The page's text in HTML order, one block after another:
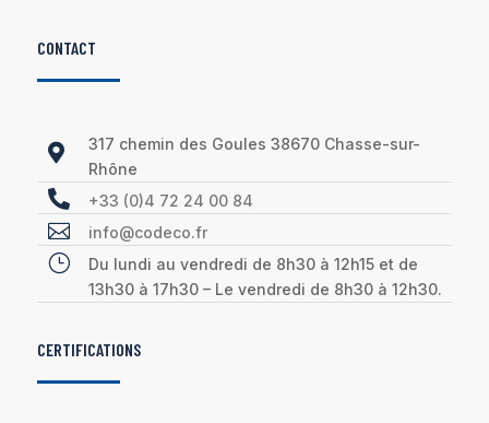
CONTACT

317 chemin des Goules 38670 Chasse-sur-
Rhône
 +33 (0)4 72 24 00 84
 info@codeco.fr
}
Du lundi au vendredi de 8h30 à 12h15 et de
13h30 à 17h30 – Le vendredi de 8h30 à 12h30.
CERTIFICATIONS